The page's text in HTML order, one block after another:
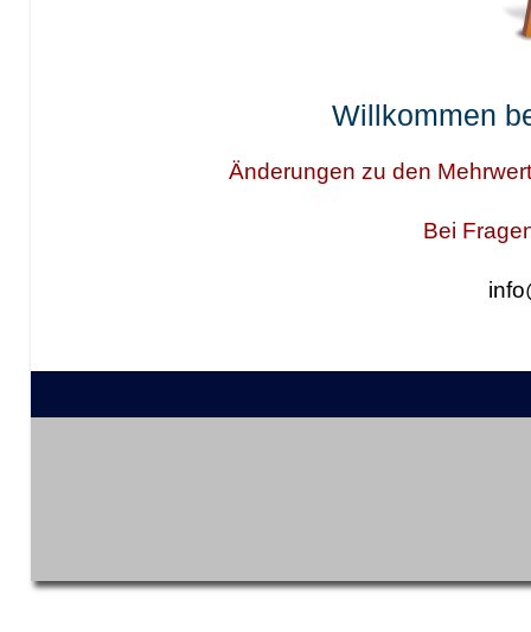
Willkommen
Änderungen zu den
Bei